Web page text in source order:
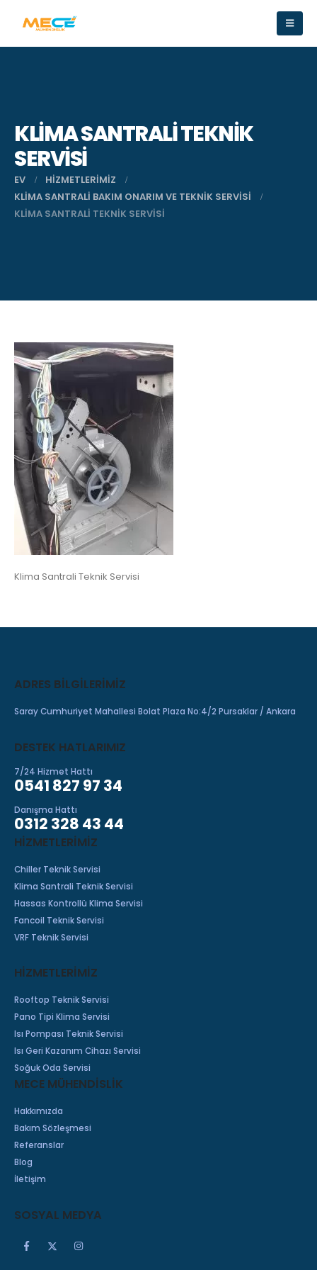
KLIMA SANTRALI TEKNIK
SERVISI
EV
HIZMETLERIMIZ
KLIMA SANTRALI BAKIM ONARIM VE TEKNIK SERVISI
KLIMA SANTRALI TEKNIK SERVISI
Klima Santrali Teknik Servisi
ADRES BILGILERIMIZ
Saray Cumhuriyet Mahallesi Bolat Plaza No:4/2 Pursaklar / Ankara
DESTEK HATLARIMIZ
7/24 Hizmet Hattı
0541 827 97 34
Danışma Hattı
0312 328 43 44
HIZMETLERIMIZ
Chiller Teknik Servisi
Klima Santrali Teknik Servisi
Hassas Kontrollü Klima Servisi
Fancoil Teknik Servisi
VRF Teknik Servisi
HİZMETLERİMİZ
Rooftop Teknik Servisi
Pano Tipi Klima Servisi
Isı Pompası Teknik Servisi
Isı Geri Kazanım Cihazı Servisi
Soğuk Oda Servisi
MECE MÜHENDİSLİK
Hakkımızda
Bakım Sözleşmesi
Referanslar
Blog
İletişim
SOSYAL MEDYA